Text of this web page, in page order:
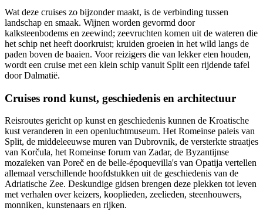
Wat deze cruises zo bijzonder maakt, is de verbinding tussen
landschap en smaak. Wijnen worden gevormd door
kalksteenbodems en zeewind; zeevruchten komen uit de wateren die
het schip net heeft doorkruist; kruiden groeien in het wild langs de
paden boven de baaien. Voor reizigers die van lekker eten houden,
wordt een cruise met een klein schip vanuit Split een rijdende tafel
door Dalmatië.
Cruises rond kunst, geschiedenis en architectuur
Reisroutes gericht op kunst en geschiedenis kunnen de Kroatische
kust veranderen in een openluchtmuseum. Het Romeinse paleis van
Split, de middeleeuwse muren van Dubrovnik, de versterkte straatjes
van Korčula, het Romeinse forum van Zadar, de Byzantijnse
mozaïeken van Poreč en de belle-époquevilla's van Opatija vertellen
allemaal verschillende hoofdstukken uit de geschiedenis van de
Adriatische Zee. Deskundige gidsen brengen deze plekken tot leven
met verhalen over keizers, kooplieden, zeelieden, steenhouwers,
monniken, kunstenaars en rijken.